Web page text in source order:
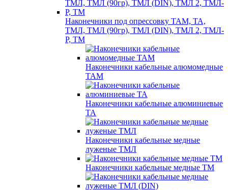
Наконечники под опрессовку ТАМ, ТА,
ТМЛ, ТМЛ (90гр), ТМЛ (DIN), ТМЛ 2, ТМЛ-
Р, ТМ
Наконечники кабельные алюмомедные
ТАМ
Наконечники кабельные алюминиевые
ТА
Наконечники кабельные медные
луженые ТМЛ
Наконечники кабельные медные ТМ